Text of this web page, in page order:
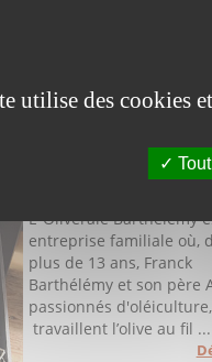
(34) au cœur
la faille des Cévennes
L’ Oliveraie Barthélémy
entreprise familiale où,
plus de 13 ans, Franck
Barthélémy et son père
passionnés d'oléiculture,
travaillent l’olive au fil ...
utilise des cookies